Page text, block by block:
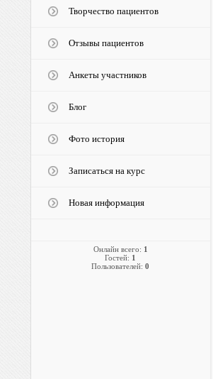
Творчество пациентов
Отзывы пациентов
Анкеты участников
Блог
Фото история
Записаться на курс
Новая информация
Онлайн всего: 1
Гостей: 1
Пользователей: 0